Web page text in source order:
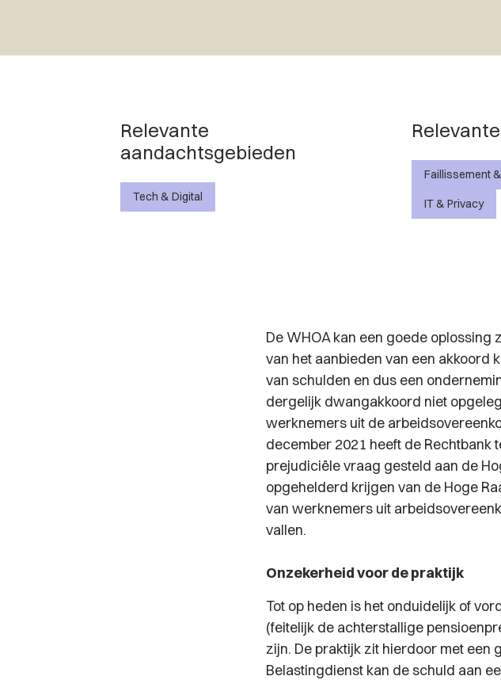
Relevante
aandachtsgebieden
Tech & Digital
Faillissement
IT & Privacy
De WHOA kan een goede
van het aanbieden van een akkoord
van schulden en dus een
dergelijk dwangakkoord niet
werknemers uit de
december 2021 heeft de
prejudiciële vraag gesteld aan de
opgehelderd krijgen van de Hoge
van werknemers uit
vallen.
Onzekerheid voor de praktijk
Tot op heden is het onduidelijk of
(feitelijk de achterstallige
zijn. De praktijk zit hierdoor met een
Belastingdienst kan de schuld aan